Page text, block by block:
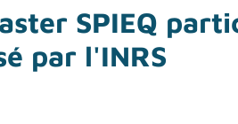
SPIEQ
par l'INRS